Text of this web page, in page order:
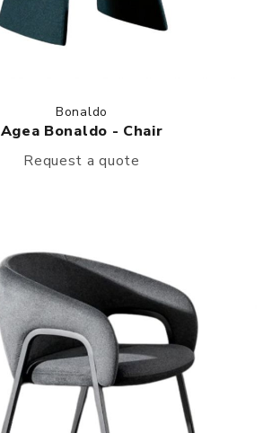
Bonaldo
Agea Bonaldo - Chair
Request a quote